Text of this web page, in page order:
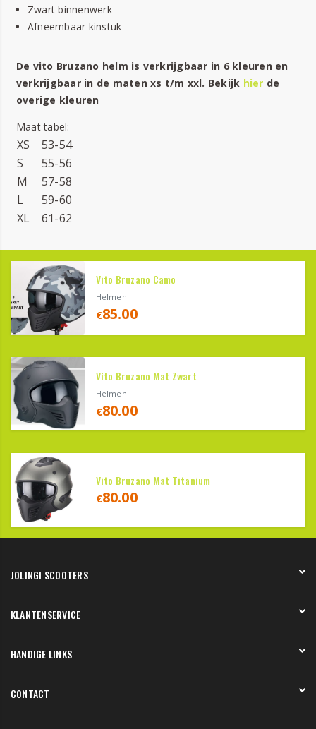
Zwart binnenwerk
Afneembaar kinstuk
De vito Bruzano helm is verkrijgbaar in 6 kleuren en
verkrijgbaar in de maten xs t/m xxl. Bekijk hier de
overige kleuren
Maat tabel:
XS
53-54
S
55-56
M
57-58
L
59-60
XL
61-62
Vito Bruzano Camo
Helmen
€85.00
Vito Bruzano Mat Zwart
Helmen
€80.00
Vito Bruzano Mat Titanium
€80.00
JOLINGI SCOOTERS
Onze showroom
KLANTENSERVICE
Verzending en bezorging
Bedenktermijn
HANDIGE LINKS
Werkplaats
CONTACT